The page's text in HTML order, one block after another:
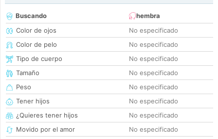
Buscando
hembra
Color de ojos
No especificado
Color de pelo
No especificado
Tipo de cuerpo
No especificado
Tamaño
No especificado
Peso
No especificado
Tener hijos
No especificado
¿Quieres tener hijos
No especificado
Movido por el amor
No especificado